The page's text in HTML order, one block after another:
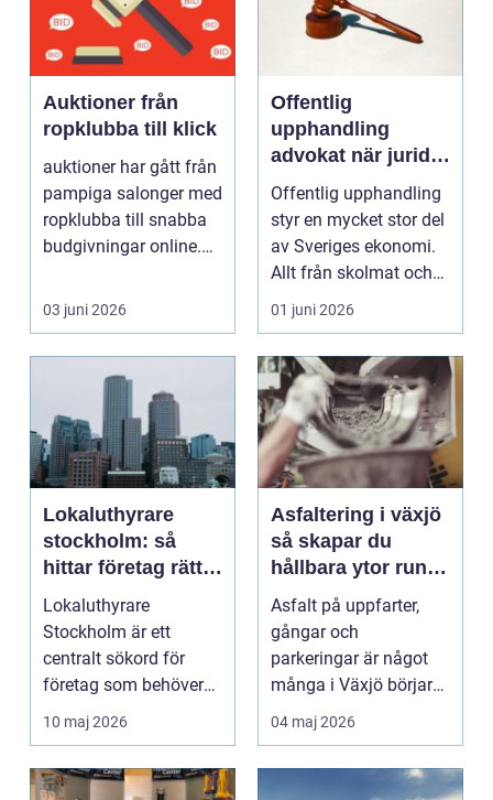
Auktioner från
ropklubba till klick
auktioner har gått från
pampiga salonger med
ropklubba till snabba
budgivningar online.
03 juni 2026
Offentlig
upphandling
advokat när juridik
möter affär
Offentlig upphandling
styr en mycket stor del
av Sveriges ekonomi.
Allt från skolmat och
IT-system t...
01 juni 2026
Lokaluthyrare
stockholm: så
hittar företag rätt
lokal i en
föränderlig
marknad
Lokaluthyrare
Stockholm är ett
centralt sökord för
företag som behöver
nya kontor, butiker eller
10 maj 2026
Asfaltering i växjö
så skapar du
hållbara ytor runt
huset
Asfalt på uppfarter,
gångar och
parkeringar är något
många i Växjö börjar
se som en självklar del
04 maj 2026